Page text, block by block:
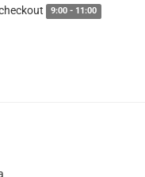
9:00 - 11:00